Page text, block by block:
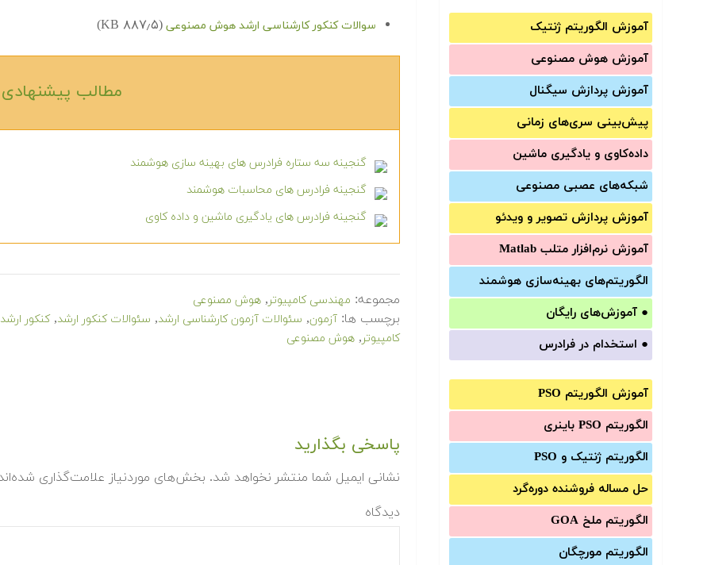
آموزش الگوریتم ژنتیک
آموزش‌ هوش مصنوعی
آموزش‌ پردازش سیگنال
پیش‌‌بینی سری‌‌های زمانی
داده‌کاوی و یادگیری ماشین
شبکه‌های عصبی مصنوعی
آموزش‌ پردازش تصویر و ویدئو
آموزش‌ نرم‌افزار متلب Matlab
الگوریتم‌های بهینه‌سازی هوشمند
● آموزش‌های رایگان
● استخدام در فرادرس
آموزش الگوریتم PSO
الگوریتم PSO باینری
الگوریتم ژنتیک و PSO
حل مساله فروشنده دوره‌گرد
الگوریتم ملخ GOA
الگوریتم مورچگان
سوالات کنکور کارشناسی ارشد هوش مصنوعی (۸۸۷٫۵ KB)
مطالب پیشنهادی‎
گنجینه سه ستاره فرادرس های بهینه سازی هوشمند
گنجینه فرادرس های محاسبات هوشمند
گنجینه فرادرس های یادگیری ماشین و داده کاوی
مجموعه: مهندسی کامپیوتر, هوش مصنوعی
برچسب ها: آزمون, سئوالات آزمون کارشناسی ارشد, سئوالات کنکور ارشد,کنکور ارشد
کامپیوتر, هوش مصنوعی
پاسخی بگذارید
نشانی ایمیل شما منتشر نخواهد شد. بخش‌های موردنیاز علامت‌گذاری
دیدگاه